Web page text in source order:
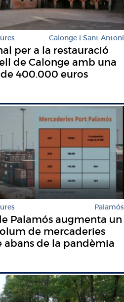
Calonge i Sant Antoni
per a la restauració
de Calonge amb una
400.000 euros
Palamós
Palamós augmenta un
de mercaderies
abans de la pandèmia